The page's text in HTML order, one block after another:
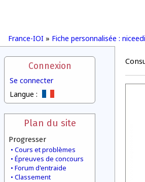
France-IOI » Fiche personnalisée :
Connexion
Se connecter
Langue :
Plan du site
Progresser
Cours et problèmes
Épreuves de concours
Forum d'entraide
Classement